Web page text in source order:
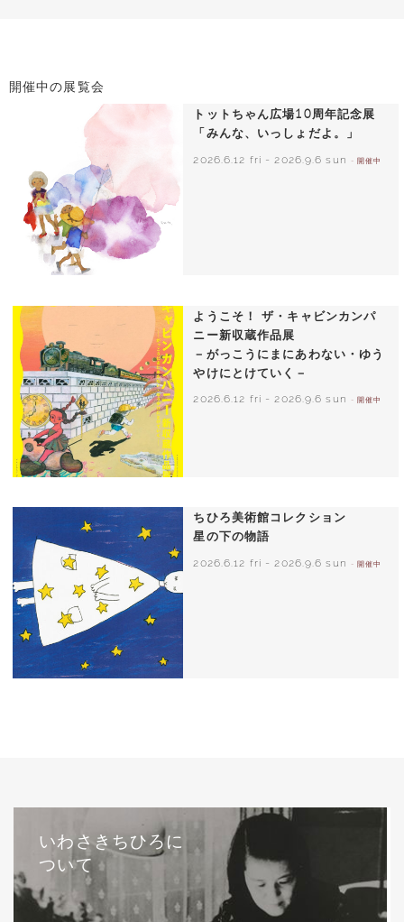
開催中の展覧会
トットちゃん広場10周年記念展
「みんな、いっしょだよ。」
2026.6.12 fri - 2026.9.6 sun - 開催中
ようこそ！ ザ・キャビンカンパ
ニー新収蔵作品展
－がっこうにまにあわない・ゆう
やけにとけていく－
2026.6.12 fri -2026.9.6 sun - 開催中
ちひろ美術館コレクション
星の下の物語
2026.6.12 fri -2026.9.6 sun - 開催中
いわさきちひろに
ついて